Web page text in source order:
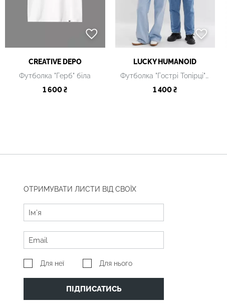
CREATIVE DEPO
Футболка "Герб" біла
1 600 ₴
LUCKY НUMANOID
Футболка "Гострі Топірці" чорна
1 400 ₴
ОТРИМУВАТИ ЛИСТИ ВІД СВОЇХ
Для неї Для нього
ПІДПИСАТИСЬ